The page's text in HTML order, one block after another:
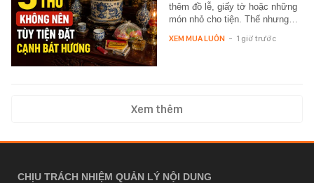
thêm đồ lễ, giấy tờ hoặc những
món nhỏ cho tiện. Thế nhưng…
XEM MUA LUÔN - 1 giờ trước
Xem thêm
CHỊU TRÁCH NHIỆM QUẢN LÝ NỘI DUNG